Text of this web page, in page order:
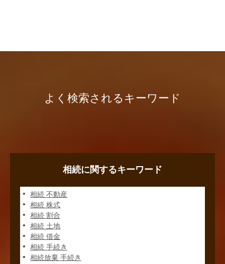
よく検索されるキーワード
相続に関するキーワード
相続 不動産
相続 株式
相続 割合
相続 土地
相続 借金
相続 手続き
相続放棄 手続き